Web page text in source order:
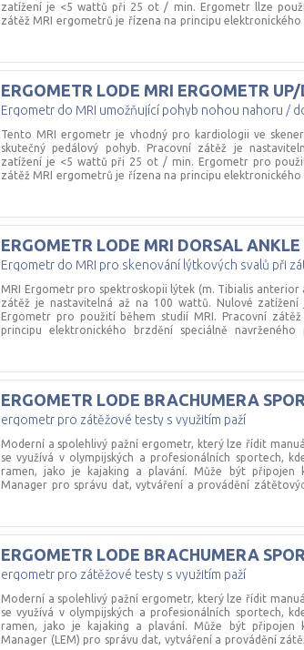
zatížení je <5 wattů při 25 ot / min. Ergometr llze
zátěž MRI ergometrů je řízena na principu
možnost odečíst různé parametry, jako je zátěž,
časovač a vzdálenost. Napájecí jednotka je vybavena
upevnění na zeď. MRI ergometr push/pull lze využít pro MRI
ERGOMETR LODE MRI ERGOMETR
Ergometr do MRI umožňující pohyb nohou nahoru /
Tento MRI ergometr je vhodný pro kardiologii ve
skutečný pedálový pohyb. Pracovní zátěž je
zatížení je <5 wattů při 25 ot / min. Ergometr pro
zátěž MRI ergometrů je řízena na principu
nabízí možnost odečíst různé parametry, jako je
moment, časovač a vzdálenost. Napájecí jednotka je
pro upevnění na zeď. MRI ergometr push/pull lze využít pro
ERGOMETR LODE MRI DORSAL ANKLE
Ergometr do MRI pro skenování lýtkových svalů při
MRI Ergometr pro spektroskopii lýtek (m. Tibialis anterior
zátěž je nastavitelná až na 100 wattů. Nulové
Ergometr pro použití během studií MRI. Pracovní
principu elektronického brzdění speciálně
parametry, jako je zátěž, otáčky za minutu, točivý
Napájecí jednotka je vybavena bezpečnostním
ergometr dorsal ankle flexion lze využít pro MRI skenner do
ERGOMETR LODE BRACHUMERA
ergometr pro zátěžové testy s využitím paží
Moderní a spolehlivý pažní ergometr, který lze řídit
se využívá v olympijských a profesionálních sportech,
ramen, jako je kajaking a plavání. Může být připojen
Manager pro správu dat, vytváření a provádění
ERGOMETR LODE BRACHUMERA
ergometr pro zátěžové testy s využitím paží
Moderní a spolehlivý pažní ergometr, který lze řídit
se využívá v olympijských a profesionálních sportech,
ramen, jako je kajaking a plavání. Může být připojen
Manager (LEM) pro správu dat, vytváření a provádění